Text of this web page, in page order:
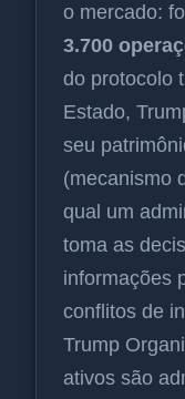
o mercado:
3.700
do protocolo
Estado,
seu
(mecanismo
qual um
toma as
informações
conflitos de
Trump
ativos são